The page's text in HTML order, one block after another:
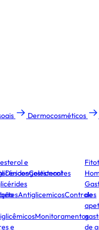
Dermocosméticos
Descongestionantes
e
Colesterol
AntiglicemicosControles
Monitoramentos
e
de
de